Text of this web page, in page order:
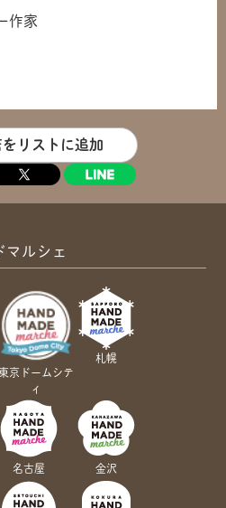
作家
をリストに追加
マルシェ
京ドームシテ
ィ
札幌
名古屋 金沢